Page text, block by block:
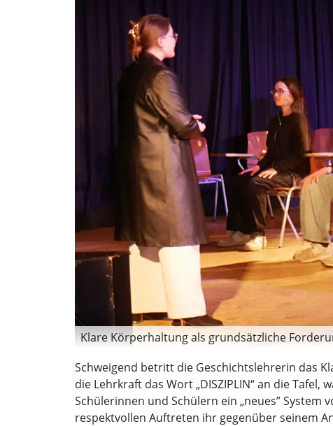
Klare Körperhaltung als grundsätzliche
Schweigend betritt die Geschichtslehrerin das
die Lehrkraft das Wort „DISZIPLIN“ an die
Schülerinnen und Schülern ein „neues”
respektvollen Auftreten ihr gegenüber seinem